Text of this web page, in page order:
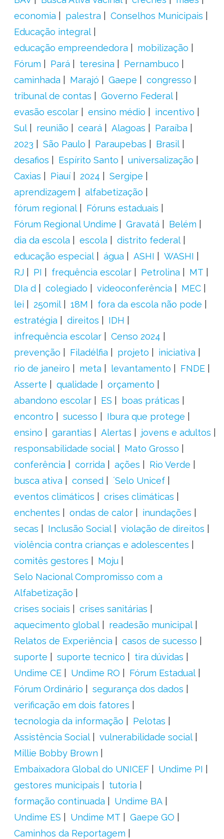
economia
palestra
Conselhos Municipais
Educação integral
educação empreendedora
mobilização
Fórum
Pará teresina
Pernambuco
caminhada
Marajó Gaepe
congresso
tribunal de contas
Governo Federal
evasão escolar
ensino médio
incentivo
Sul
reunião ceará Alagoas
Paraíba
2023
São Paulo Paraupebas
Brasil
desafios
Espírito Santo
universalização
Caxias
Piauí 2024
Sergipe
aprendizagem
alfabetização
fórum regional
Fóruns estaduais
Fórum Regional Undime
Gravatá
Belém
dia da escola
escola
distrito federal
educação especial
água ASHI
WASHI
RJ
PI frequência escolar Petrolina
MT
DIa d
colegiado videoconferência
MEC
lei
250mil 18M
fora da escola não pode
estratégia
direitos
IDH
infrequência escolar
Censo 2024
prevenção
Filadélfia projeto
iniciativa
rio de janeiro
meta levantamento
FNDE
Asserte
qualidade
orçamento
abandono escolar
ES
boas práticas
encontro
sucesso
Ibura que protege
ensino
garantias Alertas
jovens e adultos
responsabilidade social
Mato Grosso
conferência
corrida ações
Rio Verde
busca ativa
consed
´Selo Unicef
eventos climáticos
crises climáticas
enchentes
ondas de calor
inundações
secas
Inclusão Social
violação de direitos
violência contra crianças e adolescentes
comitês gestores
Moju
Selo Nacional Compromisso com a
Alfabetização
crises sociais
crises sanitárias
aquecimento global
readesão municipal
Relatos de Experiência
casos de sucesso
suporte
suporte tecnico
tira dúvidas
Undime CE
Undime RO
Fórum Estadual
Fórum Ordinário
segurança dos dados
verificação em dois fatores
tecnologia da informação
Pelotas
Assistência Social
vulnerabilidade social
Millie Bobby Brown
Embaixadora Global do UNICEF
Undime PI
gestores municipais
tutoria
formação continuada
Undime BA
Undime ES
Undime MT
Gaepe GO
Caminhos da Reportagem